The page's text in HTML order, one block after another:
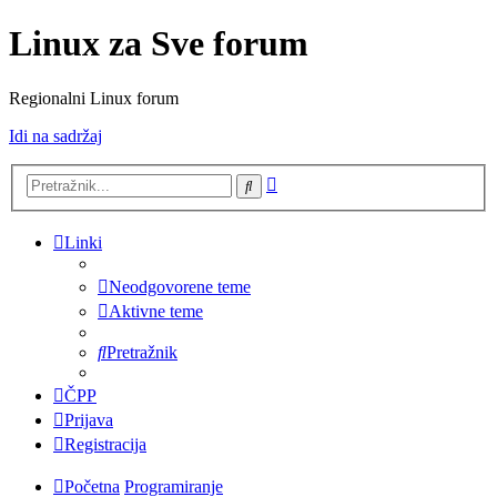
Linux za Sve forum
Regionalni Linux forum
Idi na sadržaj
Pretražnik
Linki
Neodgovorene teme
Aktivne teme
Pretražnik
ČPP
Prijava
Registracija
Početna Programiranje